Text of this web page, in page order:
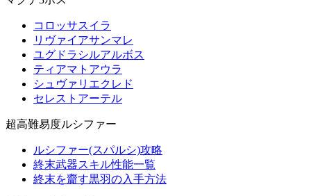
コロッサスイラ
リヴァイアサンマレ
ユグドラシルアルボス
ティアマトアウラ
シュヴァリエクレド
セレストアーテル
超高難易度ルシファー
ルシファー(スパルシ)攻略
終末武器スキル性能一覧
終末を齎す黒羽の入手方法